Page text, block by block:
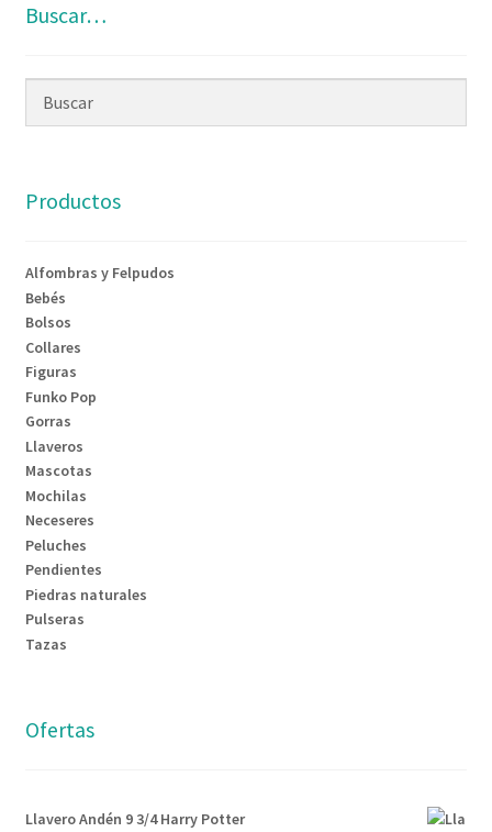
Buscar…
Productos
Alfombras y Felpudos
Bebés
Bolsos
Collares
Figuras
Funko Pop
Gorras
Llaveros
Mascotas
Mochilas
Neceseres
Peluches
Pendientes
Piedras naturales
Pulseras
Tazas
Ofertas
Llavero Andén 9 3/4 Harry Potter